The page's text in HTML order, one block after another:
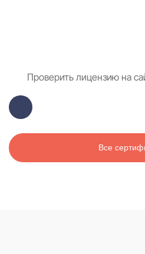
Все
Проверить лицензию на